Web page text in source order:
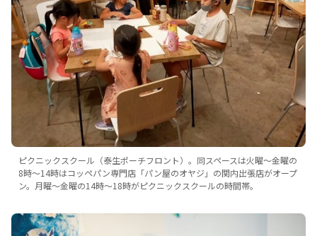
ピクニックスクール（泰生ポーチフロント）。同スペースは火曜～金曜の
8時～14時はコッペパン専門店「パン屋のオヤジ」の関内出張店がオープ
ン。月曜～金曜の14時～18時がピクニックスクールの時間帯。